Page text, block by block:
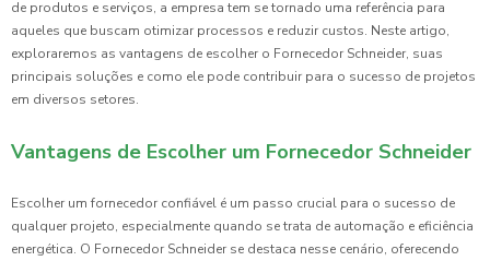
de produtos e serviços, a empresa tem se tornado uma referência para
aqueles que buscam otimizar processos e reduzir custos. Neste artigo,
exploraremos as vantagens de escolher o Fornecedor Schneider, suas
principais soluções e como ele pode contribuir para o sucesso de projetos
em diversos setores.
Vantagens de Escolher um Fornecedor Schneider
Escolher um fornecedor confiável é um passo crucial para o sucesso de
qualquer projeto, especialmente quando se trata de automação e eficiência
energética. O Fornecedor Schneider se destaca nesse cenário, oferecendo